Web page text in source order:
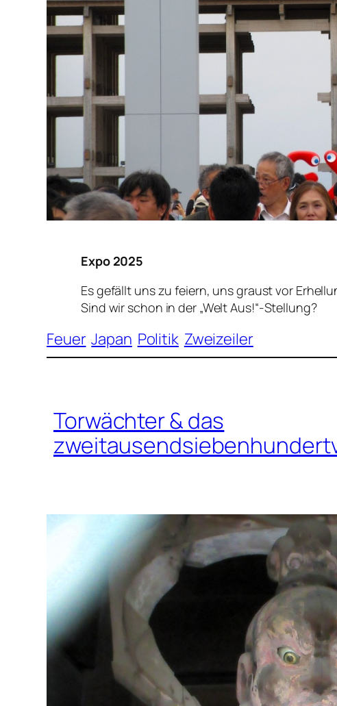
Expo 2025
Es gefällt uns zu feiern, uns graust vor
Sind wir schon in der „Welt Aus!“-Stellung?
Feuer Japan Politik Zweizeiler
Torwächter & das